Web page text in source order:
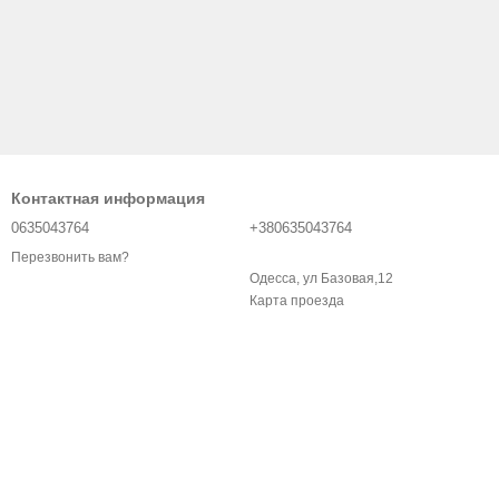
Контактная информация
0635043764
Перезвонить вам?
+380635043764
Одесса, ул Базовая,12
Карта проезда